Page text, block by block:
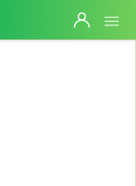
信義房屋民生健康店